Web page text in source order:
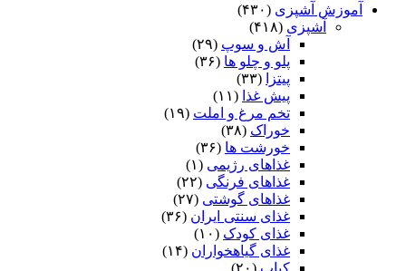
آموزش آشپزی (۴۳۰)
آشپزی (۴۱۸)
آش و سوپ (۲۹)
پلو و چلو ها (۳۶)
پیتزا
(۳۳)
پیش غذا (۱۱)
تخم مرغ و املت (۱۹)
خوراک (۳۸)
خورشت ها (۳۶)
غذاهای رژیمی (۱)
غذاهای فرنگی (۲۲)
غذاهای گوشتی (۲۷)
غذای سنتی ایران (۳۶)
غذای کودک (۱۰)
غذای گیاهخواران (۱۴)
کباب (۲۰)